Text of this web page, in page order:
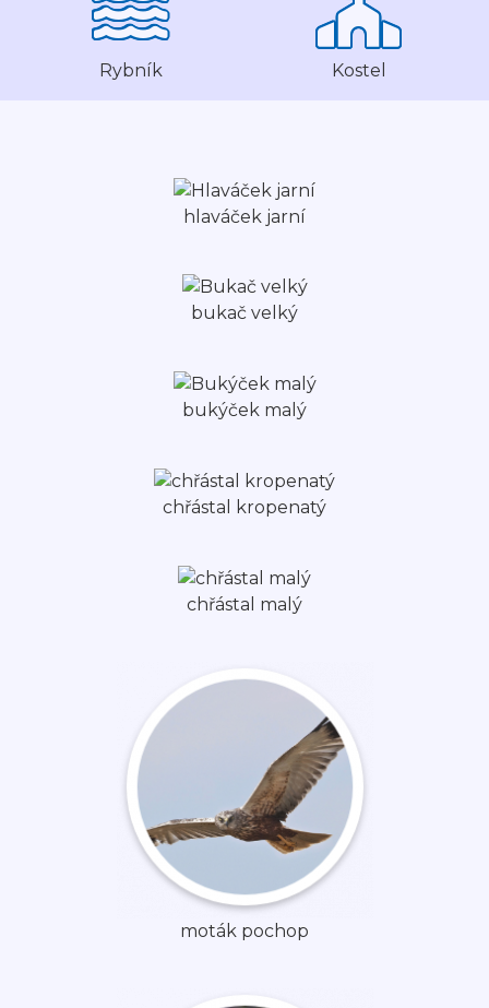
Rybník Kostel
hlaváček jarní
bukač velký
bukýček malý
chřástal kropenatý
chřástal malý
moták pochop